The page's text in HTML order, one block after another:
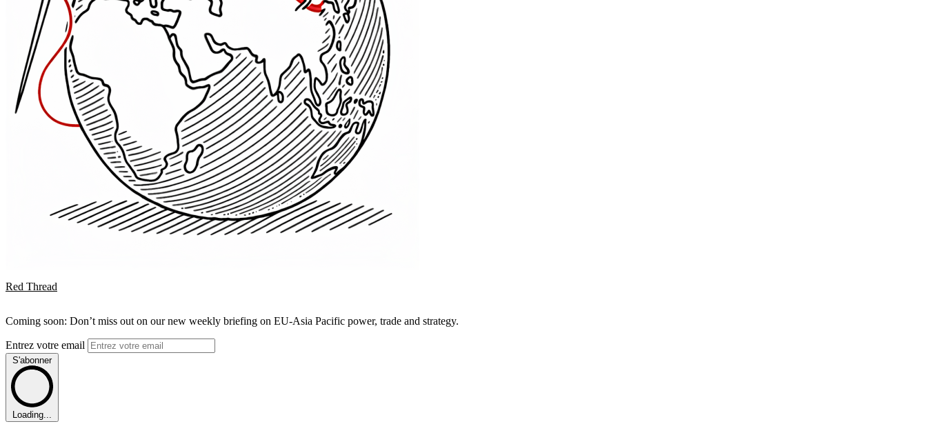
Red Thread
Coming soon: Don’t miss out on our new weekly briefing on EU-Asia Pacific power, trade and strategy.
Entrez votre email
S'abonner
Loading...